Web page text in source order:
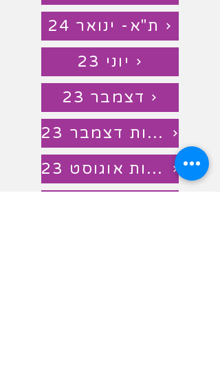
ת"א- ינואר 24
יוני 23
דצמבר 23
צעירות דצמבר 23
מתקדמות אוגוסט 23